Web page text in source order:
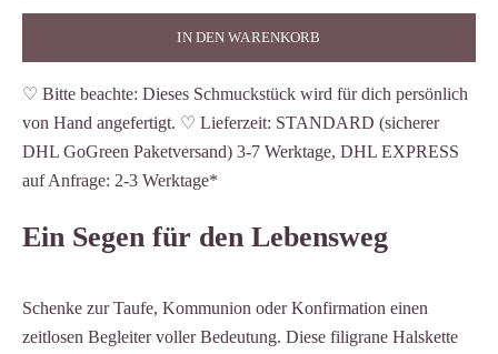
IN DEN WARENKORB
♡ Bitte beachte: Dieses Schmuckstück wird für dich persönlich
von Hand angefertigt. ♡ Lieferzeit: STANDARD (sicherer
DHL GoGreen Paketversand) 3-7 Werktage, DHL EXPRESS
auf Anfrage: 2-3 Werktage*
Ein Segen für den Lebensweg
Schenke zur Taufe, Kommunion oder Konfirmation einen
zeitlosen Begleiter voller Bedeutung. Diese filigrane Halskette